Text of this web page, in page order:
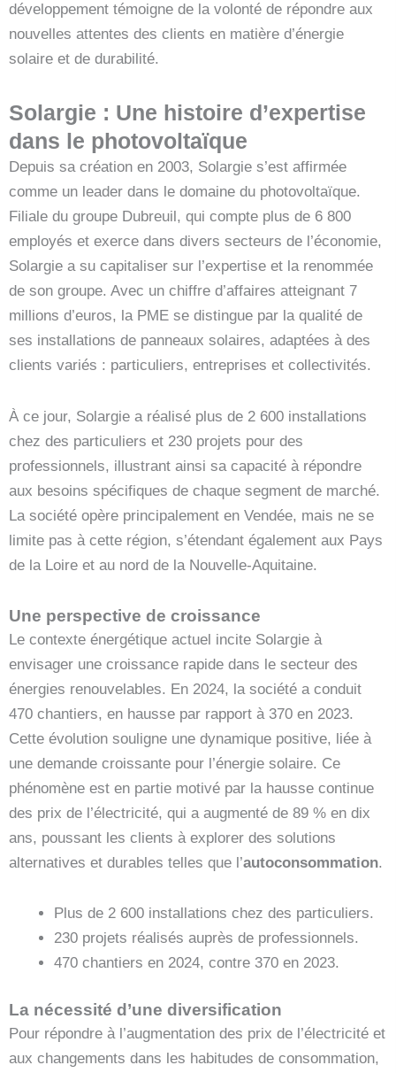
développement témoigne de la volonté de répondre aux
nouvelles attentes des clients en matière d’énergie
solaire et de durabilité.
Solargie : Une histoire d’expertise
dans le photovoltaïque
Depuis sa création en 2003, Solargie s’est affirmée
comme un leader dans le domaine du photovoltaïque.
Filiale du groupe Dubreuil, qui compte plus de 6 800
employés et exerce dans divers secteurs de l’économie,
Solargie a su capitaliser sur l’expertise et la renommée
de son groupe. Avec un chiffre d’affaires atteignant 7
millions d’euros, la PME se distingue par la qualité de
ses installations de panneaux solaires, adaptées à des
clients variés : particuliers, entreprises et collectivités.
À ce jour, Solargie a réalisé plus de 2 600 installations
chez des particuliers et 230 projets pour des
professionnels, illustrant ainsi sa capacité à répondre
aux besoins spécifiques de chaque segment de marché.
La société opère principalement en Vendée, mais ne se
limite pas à cette région, s’étendant également aux Pays
de la Loire et au nord de la Nouvelle-Aquitaine.
Une perspective de croissance
Le contexte énergétique actuel incite Solargie à
envisager une croissance rapide dans le secteur des
énergies renouvelables. En 2024, la société a conduit
470 chantiers, en hausse par rapport à 370 en 2023.
Cette évolution souligne une dynamique positive, liée à
une demande croissante pour l’énergie solaire. Ce
phénomène est en partie motivé par la hausse continue
des prix de l’électricité, qui a augmenté de 89 % en dix
ans, poussant les clients à explorer des solutions
alternatives et durables telles que l’autoconsommation.
Plus de 2 600 installations chez des particuliers.
230 projets réalisés auprès de professionnels.
470 chantiers en 2024, contre 370 en 2023.
La nécessité d’une diversification
Pour répondre à l’augmentation des prix de l’électricité et
aux changements dans les habitudes de consommation,